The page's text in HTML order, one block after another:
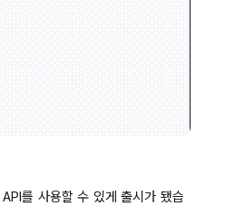
API를 사용할 수 있게 출시가 됐습